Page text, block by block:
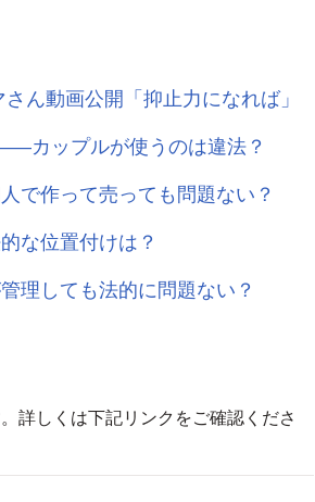
ん動画公開「抑止力になれば」
カップルが使うのは違法？
で作って売っても問題ない？
な位置付けは？
理しても法的に問題ない？
詳しくは下記リンクをご確認くださ